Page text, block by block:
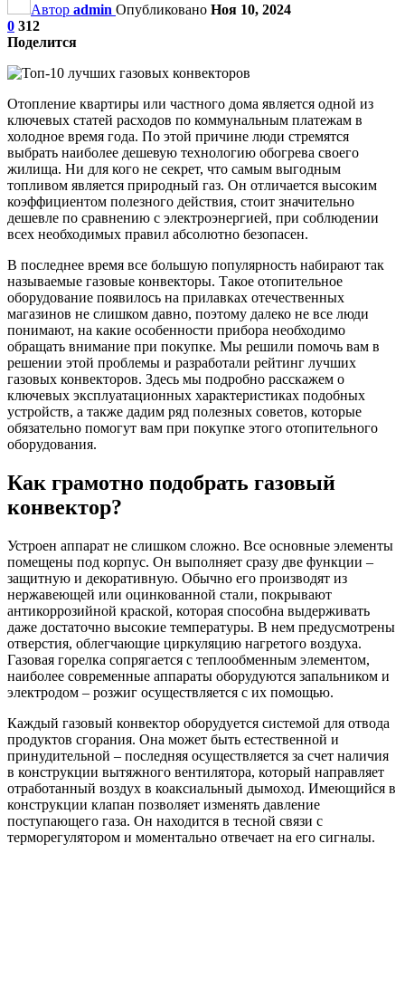
Автор admin Опубликовано Ноя 10, 2024
0 312
Поделится
Отопление квартиры или частного дома является одной из
ключевых статей расходов по коммунальным платежам в
холодное время года. По этой причине люди стремятся
выбрать наиболее дешевую технологию обогрева своего
жилища. Ни для кого не секрет, что самым выгодным
топливом является природный газ. Он отличается высоким
коэффициентом полезного действия, стоит значительно
дешевле по сравнению с электроэнергией, при соблюдении
всех необходимых правил абсолютно безопасен.
В последнее время все большую популярность набирают так
называемые газовые конвекторы. Такое отопительное
оборудование появилось на прилавках отечественных
магазинов не слишком давно, поэтому далеко не все люди
понимают, на какие особенности прибора необходимо
обращать внимание при покупке. Мы решили помочь вам в
решении этой проблемы и разработали рейтинг лучших
газовых конвекторов. Здесь мы подробно расскажем о
ключевых эксплуатационных характеристиках подобных
устройств, а также дадим ряд полезных советов, которые
обязательно помогут вам при покупке этого отопительного
оборудования.
Как грамотно подобрать газовый
конвектор?
Устроен аппарат не слишком сложно. Все основные элементы
помещены под корпус. Он выполняет сразу две функции –
защитную и декоративную. Обычно его производят из
нержавеющей или оцинкованной стали, покрывают
антикоррозийной краской, которая способна выдерживать
даже достаточно высокие температуры. В нем предусмотрены
отверстия, облегчающие циркуляцию нагретого воздуха.
Газовая горелка сопрягается с теплообменным элементом,
наиболее современные аппараты оборудуются запальником и
электродом – розжиг осуществляется с их помощью.
Каждый газовый конвектор оборудуется системой для отвода
продуктов сгорания. Она может быть естественной и
принудительной – последняя осуществляется за счет наличия
в конструкции вытяжного вентилятора, который направляет
отработанный воздух в коаксиальный дымоход. Имеющийся в
конструкции клапан позволяет изменять давление
поступающего газа. Он находится в тесной связи с
терморегулятором и моментально отвечает на его сигналы.